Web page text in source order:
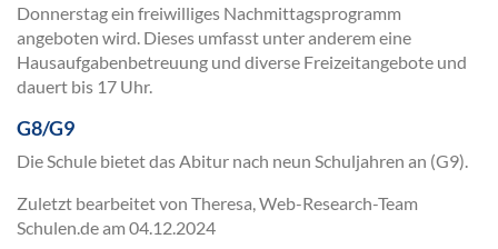
Donnerstag ein freiwilliges Nachmittagsprogramm
angeboten wird. Dieses umfasst unter anderem eine
Hausaufgabenbetreuung und diverse Freizeitangebote und
dauert bis 17 Uhr.
G8/G9
Die Schule bietet das Abitur nach neun Schuljahren an (G9).
Zuletzt bearbeitet von Theresa, Web-Research-Team
Schulen.de am 04.12.2024